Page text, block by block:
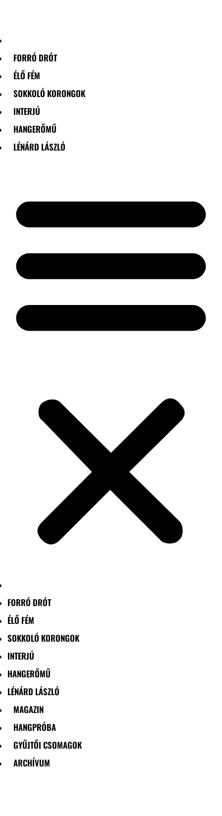
FORRÓ DRÓT
ÉLŐ FÉM
SOKKOLÓ KORONGOK
INTERJÚ
HANGERŐMŰ
LÉNÁRD LÁSZLÓ
FORRÓ DRÓT
ÉLŐ FÉM
SOKKOLÓ KORONGOK
INTERJÚ
HANGERŐMŰ
LÉNÁRD LÁSZLÓ
MAGAZIN
HANGPRÓBA
GYŰJTŐI CSOMAGOK
ARCHÍVUM